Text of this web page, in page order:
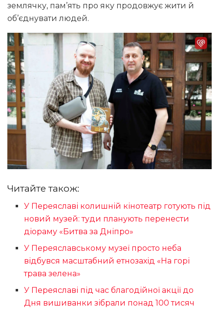
землячку, пам’ять про яку продовжує жити й
об’єднувати людей.
Читайте також:
У Переяславі колишній кінотеатр готують під
новий музей: туди планують перенести
діораму «Битва за Дніпро»
У Переяславському музеї просто неба
відбувся масштабний етнозахід «На горі
трава зелена»
У Переяславі під час благодійної акції до
Дня вишиванки зібрали понад 100 тисяч